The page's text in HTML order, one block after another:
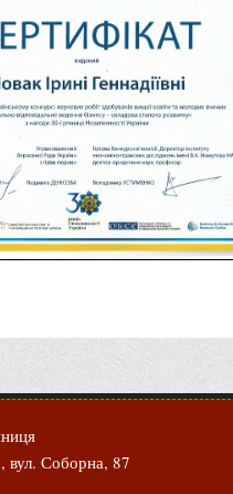
зі сталого розвитку
якості освітнього процесу та
проєкти ВТЕІ ДТЕУ
та інновацій (TISC)
сприяння
оплати
вул. Соборна, 87